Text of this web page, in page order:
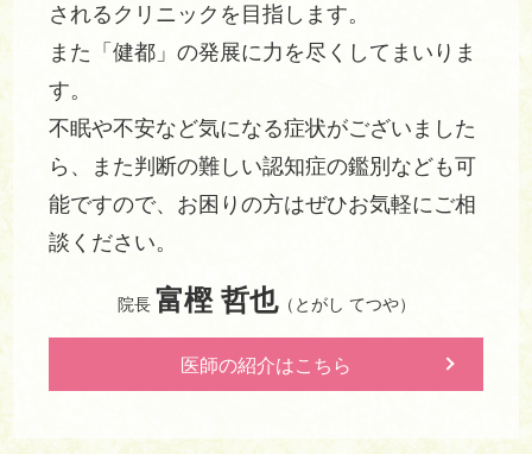
されるクリニックを目指します。
また「健都」の発展に力を尽くしてまいりま
す。
不眠や不安など気になる症状がございました
ら、また判断の難しい認知症の鑑別なども可
能ですので、お困りの方はぜひお気軽にご相
談ください。
院長 富樫 哲也（とがし てつや）
医師の紹介はこちら